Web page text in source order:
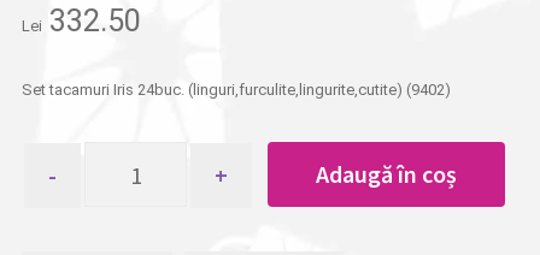
Lei 332.50
Set tacamuri Iris 24buc. (linguri,furculite,lingurite,cutite) (9402)
Adaugă în coș